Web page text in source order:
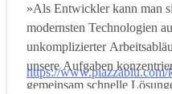
»Als Entwickler kann man
modernsten Technologien
unkomplizierter
unsere Aufgaben
gemeinsam schnelle
https://www.piazzablu.com/